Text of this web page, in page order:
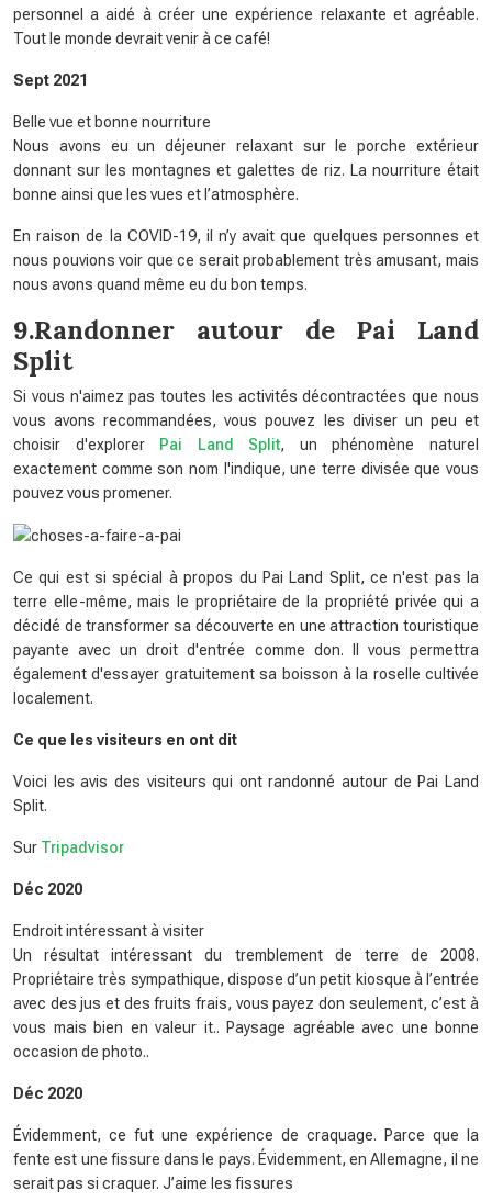
personnel a aidé à créer une expérience relaxante et agréable.
Tout le monde devrait venir à ce café!
Sept 2021
Belle vue et bonne nourriture
Nous avons eu un déjeuner relaxant sur le porche extérieur
donnant sur les montagnes et galettes de riz. La nourriture était
bonne ainsi que les vues et l’atmosphère.
En raison de la COVID-19, il n’y avait que quelques personnes et
nous pouvions voir que ce serait probablement très amusant, mais
nous avons quand même eu du bon temps.
9.Randonner autour de Pai Land
Split
Si vous n'aimez pas toutes les activités décontractées que nous
vous avons recommandées, vous pouvez les diviser un peu et
choisir d'explorer
Pai Land Split, un phénomène naturel
exactement comme son nom l'indique, une terre divisée que vous
pouvez vous promener.
Ce qui est si spécial à propos du Pai Land Split, ce n'est pas la
terre elle-même, mais le propriétaire de la propriété privée qui a
décidé de transformer sa découverte en une attraction touristique
payante avec un droit d'entrée comme don. Il vous permettra
également d'essayer gratuitement sa boisson à la roselle cultivée
localement.
Ce que les visiteurs en ont dit
Voici les avis des visiteurs qui ont randonné autour de Pai Land
Split.
Sur Tripadvisor
Déc 2020
Endroit intéressant à visiter
Un résultat intéressant du tremblement de terre de 2008.
Propriétaire très sympathique, dispose d’un petit kiosque à l’entrée
avec des jus et des fruits frais, vous payez don seulement, c’est à
vous mais bien en valeur it.. Paysage agréable avec une bonne
occasion de photo..
Déc 2020
Évidemment, ce fut une expérience de craquage. Parce que la
fente est une fissure dans le pays. Évidemment, en Allemagne, il ne
serait pas si craquer. J’aime les fissures